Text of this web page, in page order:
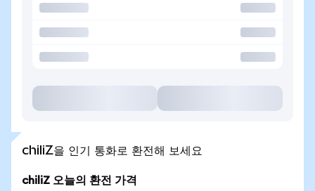
chiliZ을 인기 통화로 환전해 보세요
chiliZ 오늘의 환전 가격